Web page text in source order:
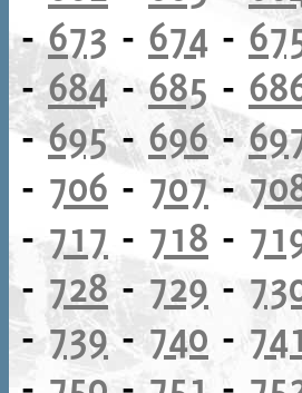
-673 - 674 -
-684-685 -
-695- 696-
- 706 - 707-
-717 - 718 -
- 728 -729 -
-739-740 - 741